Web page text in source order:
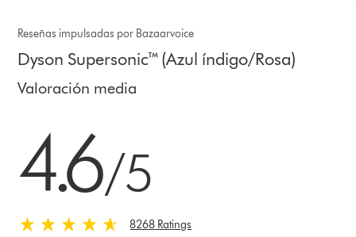
Reseñas impulsadas por Bazaarvoice
Dyson Supersonic™ (Azul índigo/Rosa)
Valoración media
4.6/5
8268 Ratings